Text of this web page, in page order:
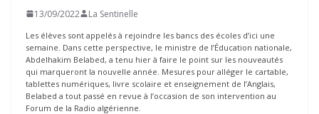
13/09/2022 La Sentinelle
Les élèves sont appelés à rejoindre les bancs des écoles d’ici une
semaine. Dans cette perspective, le ministre de l’Éducation nationale,
Abdelhakim Belabed, a tenu hier à faire le point sur les nouveautés
qui marqueront la nouvelle année. Mesures pour alléger le cartable,
tablettes numériques, livre scolaire et enseignement de l’Anglais,
Belabed a tout passé en revue à l’occasion de son intervention au
Forum de la Radio algérienne.